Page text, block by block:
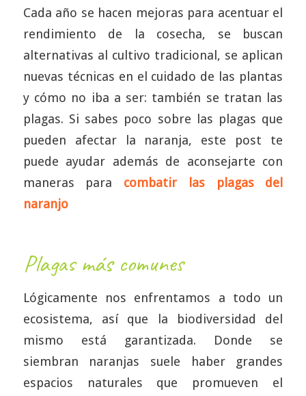
Cada año se hacen mejoras para acentuar el
rendimiento de la cosecha, se buscan
alternativas al cultivo tradicional, se aplican
nuevas técnicas en el cuidado de las plantas
y cómo no iba a ser: también se tratan las
plagas. Si sabes poco sobre las plagas que
pueden afectar la naranja, este post te
puede ayudar además de aconsejarte con
maneras para combatir las plagas del
naranjo
Plagas más comunes
Lógicamente nos enfrentamos a todo un
ecosistema, así que la biodiversidad del
mismo está garantizada. Donde se
siembran naranjas suele haber grandes
espacios naturales que promueven el